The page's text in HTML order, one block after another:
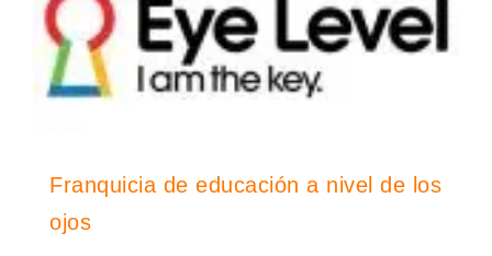
Franquicia de educación a nivel de los
ojos